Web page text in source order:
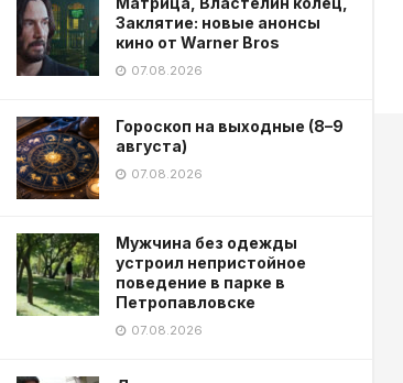
Заклятие: новые анонсы
кино от Warner Bros
07.08.2026
Гороскоп на выходные (8–9
августа)
07.08.2026
Мужчина без одежды
устроил непристойное
поведение в парке в
Петропавловске
07.08.2026